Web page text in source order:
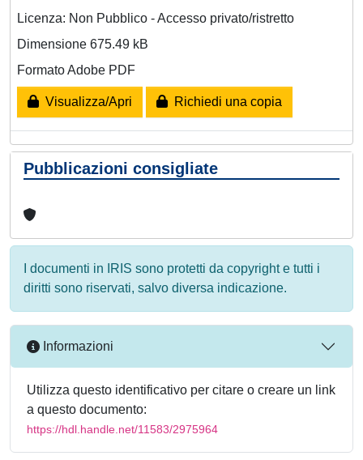
Licenza: Non Pubblico - Accesso privato/ristretto
Dimensione 675.49 kB
Formato Adobe PDF
Visualizza/Apri Richiedi una copia
Pubblicazioni consigliate
I documenti in IRIS sono protetti da copyright e tutti i
diritti sono riservati, salvo diversa indicazione.
Informazioni
Utilizza questo identificativo per citare o creare un link
a questo documento:
https://hdl.handle.net/11583/2975964